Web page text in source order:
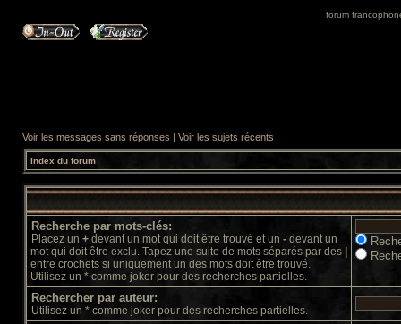
forum
Voir les messages sans réponses | Voir les sujets récents
Index du forum
Recherche par mots-clés:
Placez un + devant un mot qui doit être trouvé et un - devant un
mot qui doit être exclu. Tapez une suite de mots séparés par des
entre crochets si uniquement un des mots doit être trouvé.
Utilisez un * comme joker pour des recherches partielles.
Rechercher par auteur:
Utilisez un * comme joker pour des recherches partielles.